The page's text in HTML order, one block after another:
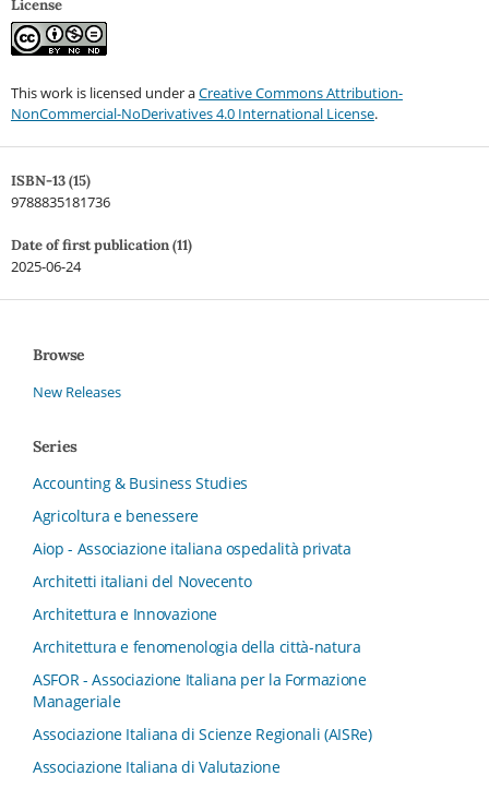
License
This work is licensed under aCreative Commons Attribution-
NonCommercial-NoDerivatives 4.0 International License.
ISBN-13 (15)
9788835181736
Date of first publication (11)
2025-06-24
Browse
New Releases
Series
Accounting & Business Studies
Agricoltura e benessere
Aiop - Associazione italiana ospedalità privata
Architetti italiani del Novecento
Architettura e Innovazione
Architettura e fenomenologia della città-natura
ASFOR - Associazione Italiana per la Formazione
Manageriale
Associazione Italiana di Scienze Regionali (AISRe)
Associazione Italiana di Valutazione